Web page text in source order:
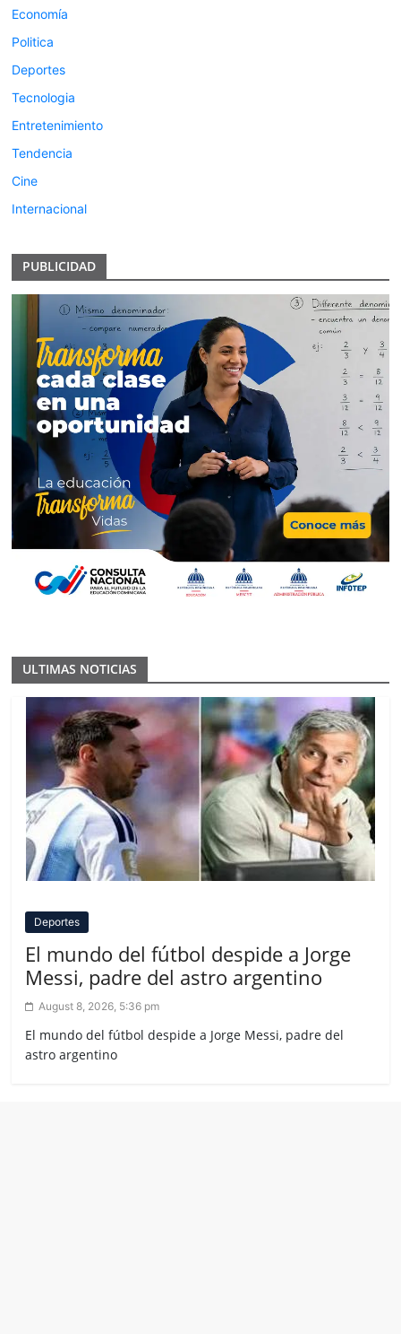
Economía
Politica
Deportes
Tecnologia
Entretenimiento
Tendencia
Cine
Internacional
PUBLICIDAD
ULTIMAS NOTICIAS
Deportes
El mundo del fútbol despide a Jorge
Messi, padre del astro argentino
August 8, 2026, 5:36 pm
El mundo del fútbol despide a Jorge Messi, padre del
astro argentino